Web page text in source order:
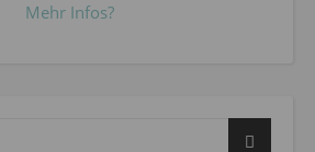
Mehr Infos?